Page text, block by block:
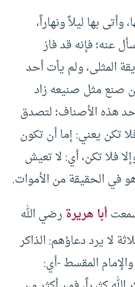
بها ليلاً ونهاراً،
عنه؛ فإنه قد فاز
المثلى، ولم يأت أحد
صنع مثل صنيعه زاد
هذه الأصناف؛ لتصدق
تكن يعني: إما أن تكون
فلا تكن، أي: لا تعيش
في الحقيقة من الأموات.
أبا هريرةرضي الله
لا يرد دعاؤهم: الذاكر
والإمام المقسط -أي: